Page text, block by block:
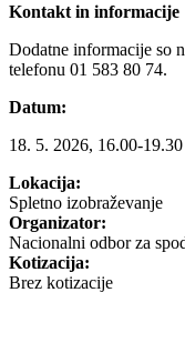
Kontakt in informacije
Dodatne informacije so
telefonu 01 583 80 74.
Datum:
18. 5. 2026, 16.00-19.30
Lokacija:
Spletno izobraževanje
Organizator:
Nacionalni odbor za
Kotizacija:
Brez kotizacije